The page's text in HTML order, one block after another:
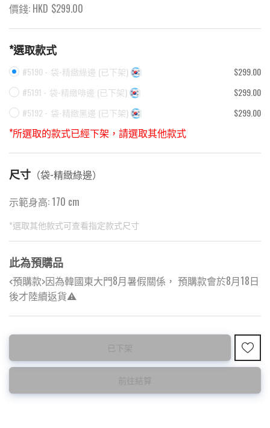
價錢: HKD $299.00
*選取款式
#5190 - 袋-精緻綠邊 (已下架)
$299.00
#5191 - 袋-精緻啡邊 (已下架)
$299.00
#5192 - 袋-精緻黑邊 (已下架) $299.00
*所選取的款式已經下架，請選取其他款式
尺寸 （袋-精緻綠邊）
示範身高: 170 cm
*選取其他款式可查看指定款式尺寸
此為預購品
<預購款>因為韓國東大門8月暑假關係， 預購款會於8月18日
後才陸續返貨⚠️
此為減價貨品
特價品不設退換，購買前請先確認所列出的尺碼是否合適。
已下架
前往結算